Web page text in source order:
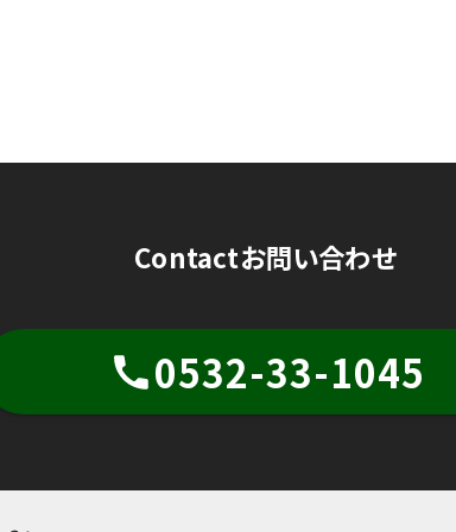
Contactお問い合わせ
0532-33-1045